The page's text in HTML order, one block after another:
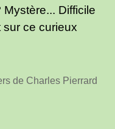
Difficile
ce curieux
de Charles Pierrard